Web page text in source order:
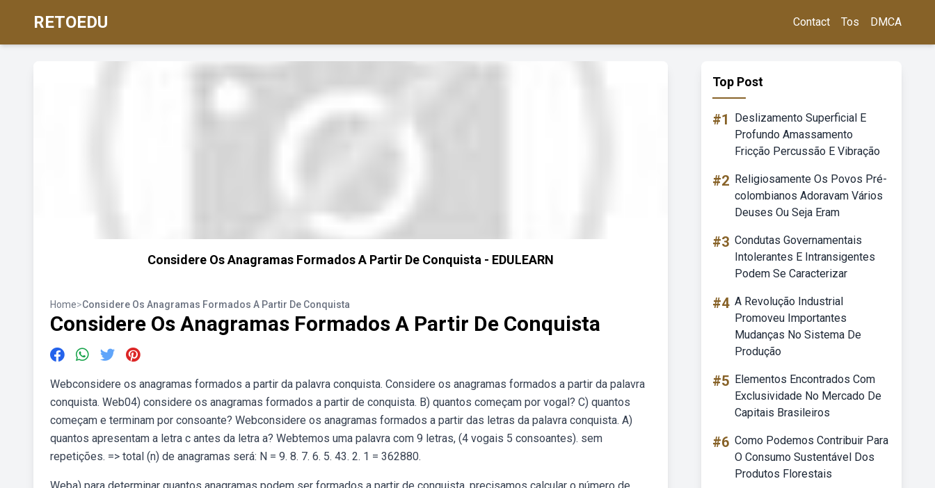
RETOEDU Contact Tos DMCA
Considere Os Anagramas Formados A Partir De Conquista - EDULEARN
Home>Considere Os Anagramas Formados A Partir De Conquista
Considere Os Anagramas Formados A Partir De Conquista
Webconsidere os anagramas formados a partir da palavra conquista. Considere os anagramas formados a partir da palavra
conquista. Web04) considere os anagramas formados a partir de conquista. B) quantos começam por vogal? C) quantos
começam e terminam por consoante? Webconsidere os anagramas formados a partir das letras da palavra conquista. A)
quantos apresentam a letra c antes da letra a? Webtemos uma palavra com 9 letras, (4 vogais 5 consoantes). sem
repetições. => total (n) de anagramas será: N = 9. 8. 7. 6. 5. 43. 2. 1 = 362880.
Top Post
#1
Deslizamento Superficial E
Profundo Amassamento
Fricção Percussão E Vibração
#2 Religiosamente Os Povos Pré-
colombianos Adoravam Vários
Deuses Ou Seja Eram
#3 Condutas Governamentais
Intolerantes E Intransigentes
Podem Se Caracterizar
#4 A Revolução Industrial
Promoveu Importantes
Mudanças No Sistema De
Produção
#5 Elementos Encontrados Com
Exclusividade No Mercado De
Capitais Brasileiros
#6 Como Podemos Contribuir Para
O Consumo Sustentável Dos
Produtos Florestais